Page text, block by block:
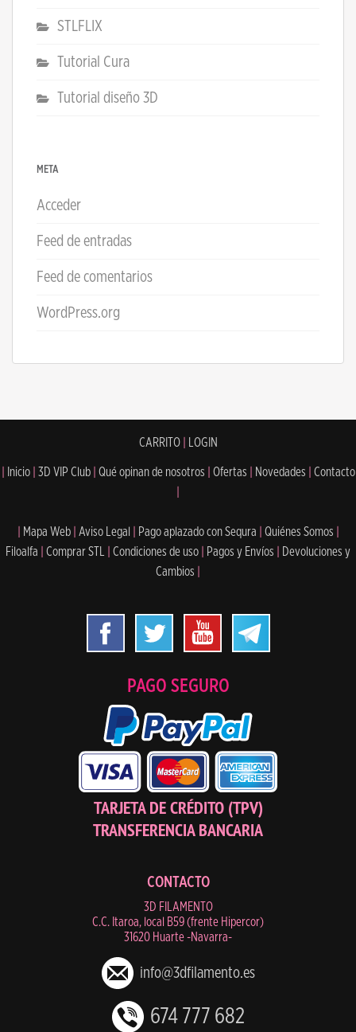
STLFLIX
Tutorial Cura
Tutorial diseño 3D
META
Acceder
Feed de entradas
Feed de comentarios
WordPress.org
CARRITO| LOGIN
Inicio 3D VIP Club Qué opinan de nosotros Ofertas Novedades
Contacto
Mapa Web Aviso Legal Pago aplazado con Sequra Quiénes Somos
Filoalfa
Comprar STL Condiciones de uso Pagos y Envíos
Devoluciones y
Cambios
PAGO SEGURO
TARJETA DE CRÉDITO (TPV)
TRANSFERENCIA BANCARIA
CONTACTO
3D FILAMENTO
C.C. Itaroa, local B59 (frente Hipercor)
31620 Huarte -Navarra-
info@3dfilamento.es
674 777 682